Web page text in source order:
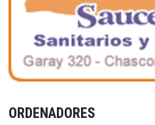
ORDENADORES